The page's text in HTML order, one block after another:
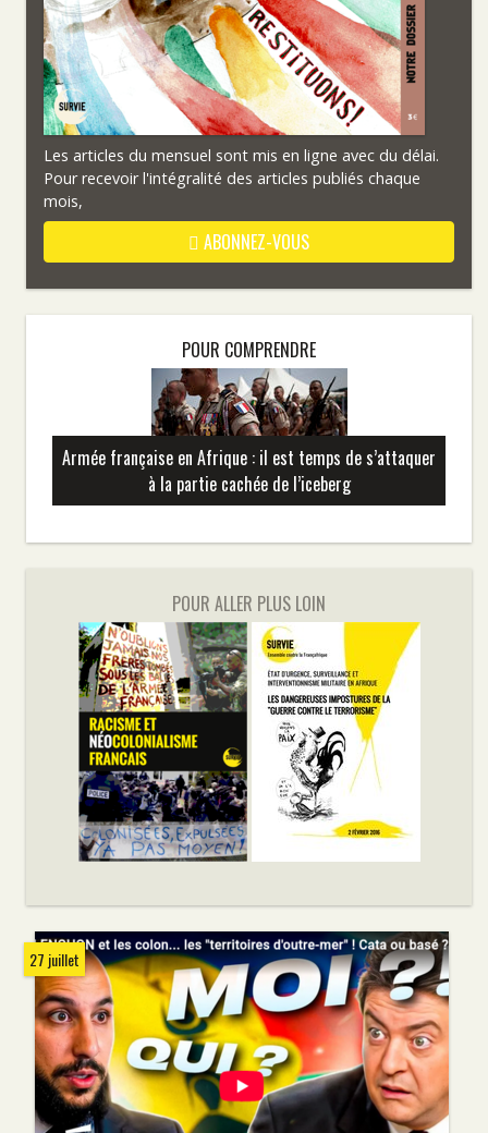
Les articles du mensuel sont mis en ligne avec du délai.
Pour recevoir l'intégralité des articles publiés chaque
mois,
ABONNEZ-VOUS
POUR COMPRENDRE
Armée française en Afrique : il est temps de s’attaquer
à la partie cachée de l’iceberg
POUR ALLER PLUS LOIN
27 juillet